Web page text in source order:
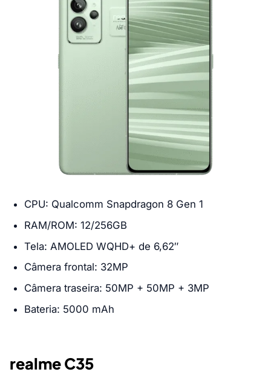
CPU: Qualcomm Snapdragon 8 Gen 1
RAM/ROM: 12/256GB
Tela: AMOLED WQHD+ de 6,62″
Câmera frontal: 32MP
Câmera traseira: 50MP + 50MP + 3MP
Bateria: 5000 mAh
realme C35